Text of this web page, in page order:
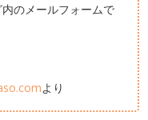
のメールフォームで
より